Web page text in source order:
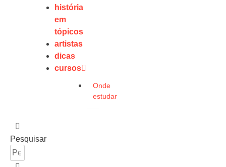
história
em
tópicos
artistas
dicas
cursos
Onde
estudar
Pesquisar